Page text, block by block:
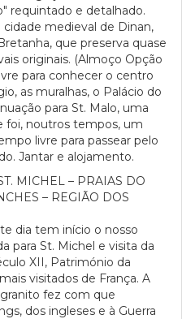
requintado e detalhado.
medieval de Dinan,
que preserva quase
originais. (Almoço Opção
para conhecer o centro
as muralhas, o Palácio do
para St. Malo, uma
foi, noutros tempos, um
livre para passear pelo
Jantar e alojamento.
– PRAIAS DO
– REGIÃO DOS
dia tem início o nosso
para St. Michel e visita da
XII, Património da
visitados de França. A
fez com que
dos ingleses e à Guerra